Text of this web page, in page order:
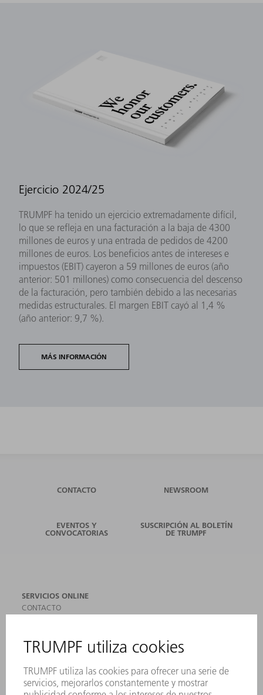
Ejercicio 2024/25
TRUMPF ha tenido un ejercicio extremadamente difícil,
lo que se refleja en una facturación a la baja de 4300
millones de euros y una entrada de pedidos de 4200
millones de euros. Los beneficios antes de intereses e
impuestos (EBIT) cayeron a 59 millones de euros (año
anterior: 501 millones) como consecuencia del descenso
de la facturación, pero también debido a las necesarias
medidas estructurales. El margen EBIT cayó al 1,4 %
(año anterior: 9,7 %).
MÁS INFORMACIÓN
CONTACTO NEWSROOM
EVENTOS Y
CONVOCATORIAS
SUSCRIPCIÓN AL BOLETÍN
DE TRUMPF
SERVICIOS ONLINE
CONTACTO
REGISTRO PARA EL BOLETÍN INFORMATIVO
MYTRUMPF
FICHAS TÉCNICAS DE SEGURIDAD
PRODUCTOS
MÁQUINAS Y SISTEMAS